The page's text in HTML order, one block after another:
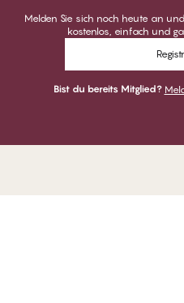
Melden Sie sich noch heute an
kostenlos, einfach und
Bist du bereits Mitglied?